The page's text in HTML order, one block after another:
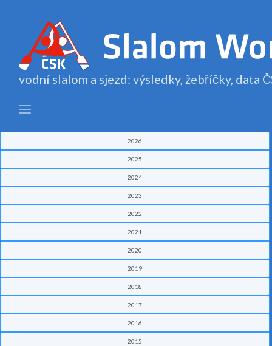
vodní slalom a sjezd: výsledky, žebříčky, data
2026
2025
2024
2023
2022
2021
2020
2019
2018
2017
2016
2015